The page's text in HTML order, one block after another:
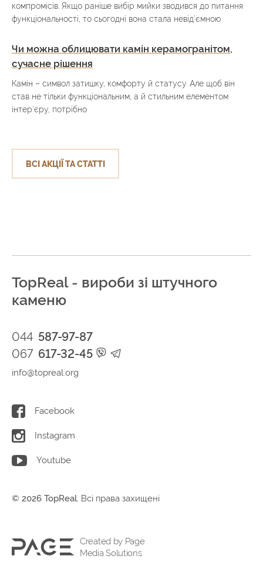
компромісів. Якщо раніше вибір мийки зводився до питання
функціональності, то сьогодні вона стала невід’ємною
Чи можна облицювати камін керамогранітом,
сучасне рішення
Камін – символ затишку, комфорту й статусу. Але щоб він
став не тільки функціональним, а й стильним елементом
інтер’єру, потрібно
ВСІ АКЦІЇ ТА СТАТТІ
TopReal - вироби зі штучного
каменю
044 587-97-87
067 617-32-45
info@topreal.org
Facebook
Instagram
Youtube
© 2026 TopReal. Всі права захищені
Created by Page
Media Solutions